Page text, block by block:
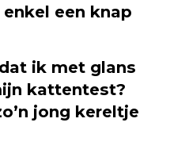
een knap
ik met glans
kattentest?
jong kereltje